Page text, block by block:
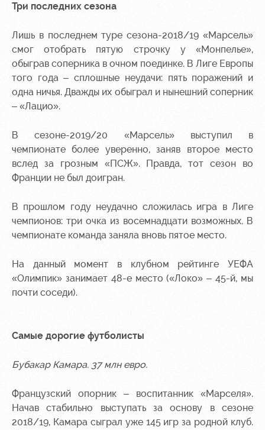
Три последних сезона
Лишь в последнем туре сезона-2018/19 «Марсель»
смог отобрать пятую строчку у «Монпелье»,
обыграв соперника в очном поединке. В Лиге Европы
того года – сплошные неудачи: пять поражений и
одна ничья. Дважды их обыграл и нынешний соперник
– «Лацио».
В сезоне-2019/20 «Марсель» выступил в
чемпионате более уверенно, заняв второе место
вслед за грозным «ПСЖ». Правда, тот сезон во
Франции не был доигран.
В прошлом году неудачно сложилась игра в Лиге
чемпионов: три очка из восемнадцати возможных. В
чемпионате команда заняла вновь пятое место.
На данный момент в клубном рейтинге УЕФА
«Олимпик» занимает 48-е место («Локо» – 45-й, мы
почти соседи).
Самые дорогие футболисты
Бубакар Камара. 37 млн евро.
Французский опорник – воспитанник «Марселя».
Начав стабильно выступать за основу в сезоне
2018/19, Камара сыграл уже 145 игр за родной клуб.